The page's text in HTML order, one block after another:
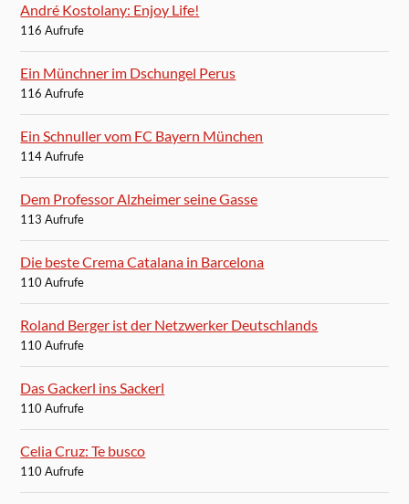
André Kostolany: Enjoy Life!
116 Aufrufe
Ein Münchner im Dschungel Perus
116 Aufrufe
Ein Schnuller vom FC Bayern München
114 Aufrufe
Dem Professor Alzheimer seine Gasse
113 Aufrufe
Die beste Crema Catalana in Barcelona
110 Aufrufe
Roland Berger ist der Netzwerker Deutschlands
110 Aufrufe
Das Gackerl ins Sackerl
110 Aufrufe
Celia Cruz: Te busco
110 Aufrufe